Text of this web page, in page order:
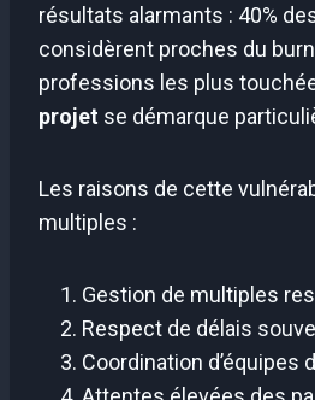
résultats alarmants : 40%
considèrent proches du
professions les plus
projet se démarque
Les raisons de cette
multiples :
Gestion de multiples
Respect de délais
Coordination d’équipes